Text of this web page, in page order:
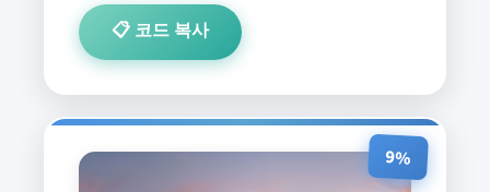
📋 코드 복사
9%